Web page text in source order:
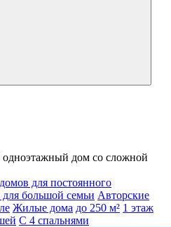
дом со сложной
для постоянного
большой семьи Авторские
Жилые дома до 250 м² 1 этаж
С 4 спальнями